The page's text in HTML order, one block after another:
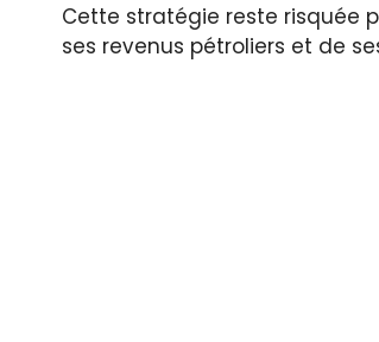
Cette stratégie reste risquée
ses revenus pétroliers et de